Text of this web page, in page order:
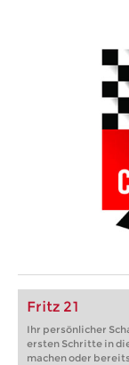
Fritz 21
Ihr persönlicher
ersten Schritte in
machen oder